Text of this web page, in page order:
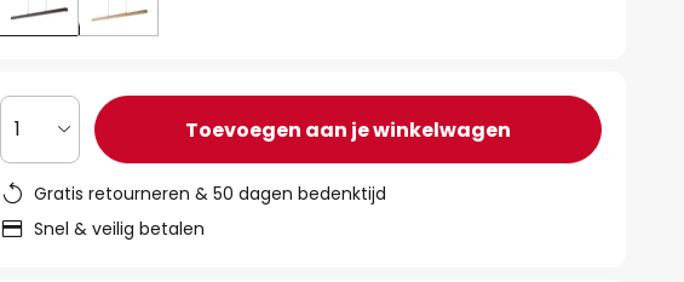
1 Toevoegen aan je winkelwagen
Gratis retourneren & 50 dagen bedenktijd
Snel & veilig betalen